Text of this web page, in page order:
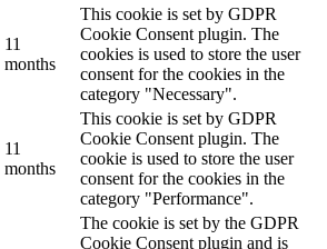
11
months
This cookie is set by GDPR
Cookie Consent plugin. The
cookies is used to store the user
consent for the cookies in the
category "Necessary".
11
months
This cookie is set by GDPR
Cookie Consent plugin. The
cookie is used to store the user
consent for the cookies in the
category "Performance".
The cookie is set by the GDPR
Cookie Consent plugin and is